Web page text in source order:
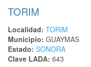
TORIM
Localidad: TORIM
Municipio: GUAYMAS
Estado: SONORA
Clave LADA: 643